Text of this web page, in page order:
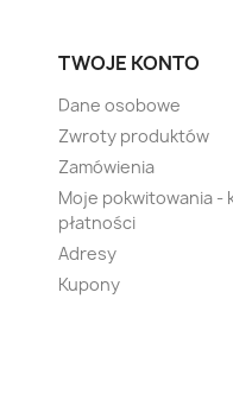
TWOJE KONTO
Dane osobowe
Zwroty produktów
Zamówienia
Moje pokwitowania -
płatności
Adresy
Kupony